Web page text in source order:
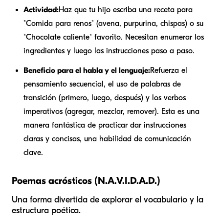
Actividad:Haz que tu hijo escriba una receta para
"Comida para renos" (avena, purpurina, chispas) o su
"Chocolate caliente" favorito. Necesitan enumerar los
ingredientes y luego las instrucciones paso a paso.
Beneficio para el habla y el lenguaje:Refuerza el
pensamiento secuencial, el uso de palabras de
transición (primero, luego, después) y los verbos
imperativos (agregar, mezclar, remover). Esta es una
manera fantástica de practicar dar instrucciones
claras y concisas, una habilidad de comunicación
clave.
Poemas acrósticos (N.A.V.I.D.A.D.)
Una forma divertida de explorar el vocabulario y la
estructura poética.